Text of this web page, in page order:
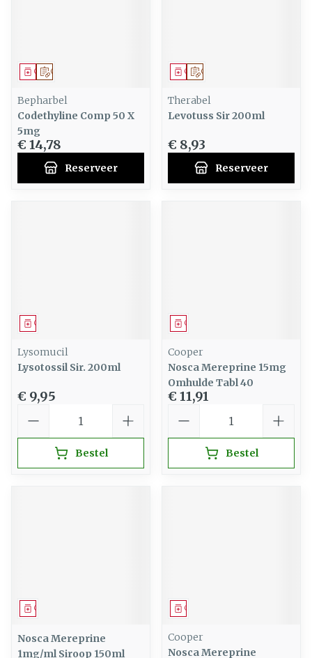
Op voorschrift
Geneesmiddel
Bepharbel
Codethyline Comp 50 X
5mg
€ 14,78
Reserveer
Op voorschrift
Geneesmiddel
Therabel
Levotuss Sir 200ml
€ 8,93
Reserveer
Geneesmiddel
Lysomucil
Lysotossil Sir. 200ml
€ 9,95
Bestel
Geneesmiddel
Cooper
Nosca Mereprine 15mg
Omhulde Tabl 40
€ 11,91
Bestel
Geneesmiddel
Nosca Mereprine
1mg/ml Siroop 150ml
Geneesmiddel
Cooper
Nosca Mereprine